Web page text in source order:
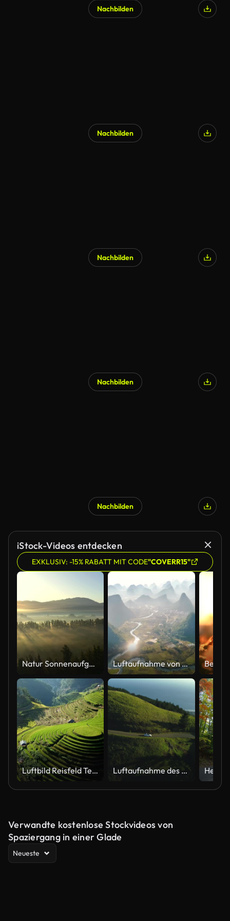
Nachbilden
Nachbilden
Nachbilden
Nachbilden
Nachbilden
iStock-Videos entdecken
EXKLUSIV: -15% RABATT MIT CODE"COVERR15"
Natur Sonnenaufgang, Bergbäume und Luftaufnahme des Waldes und schöne Landschaft in der Natur. Drohne und natürliche sonnige Landschaft Hintergrund der Wildnis Umgebung für Reisen und Landschaft Luftaufnahme von Guilin
Luftbild Reisfeld Terrassen Panoramahang mit Reisanbau auf Bergen Luftaufnahme des Wagens auf Landstraße durch ländliche Hügellandschaft mit Meer im Hintergrund bei Sonnenuntergang
Verwandte kostenlose Stockvideos von
Spaziergang in einer Glade
Neueste